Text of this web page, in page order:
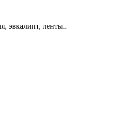
эвкалипт, ленты..